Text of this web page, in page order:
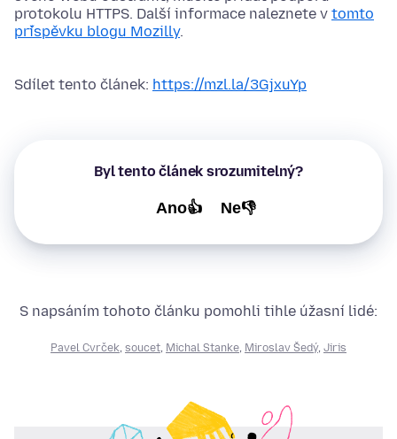
protokolu HTTPS. Další informace naleznete v tomto
příspěvku blogu Mozilly.
Sdílet tento článek: https://mzl.la/3GjxuYp
Byl tento článek srozumitelný?
Ano👍 Ne👎
S napsáním tohoto článku pomohli tihle úžasní lidé:
Pavel Cvrček, soucet, Michal Stanke, Miroslav Šedý, Jiris